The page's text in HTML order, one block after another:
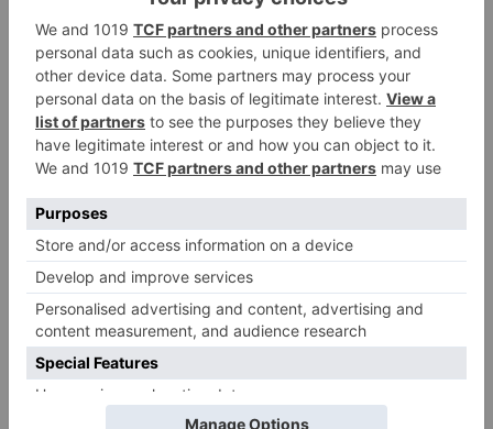
que no pensábamos podría llegar algún día.
Tengo conocimiento, porque he asistido a una
de esas citas, que también en Burgos, y me
comentan que en Segovia, se están llevando a
cabo contactos entre diferentes "grupos de
opinión" dispuestos a dar el primer paso como
han hecho los otros, sabedores que ahora hay
un caldo de cultivo propicio, convencidos de
que hay unos dirigentes faltos de altura y de
miras, encerrados en su burbuja, sin pisar la
calle, a los que acusan de no preocuparse por
otra cosa que no sea la de sus intereses